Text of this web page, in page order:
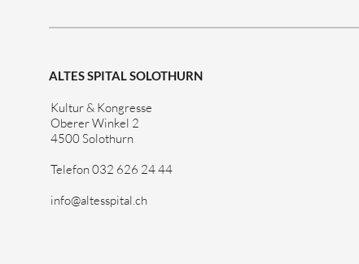
ALTES SPITAL SOLOTHURN
Kultur & Kongresse
Oberer Winkel 2
4500 Solothurn
Telefon 032 626 24 44
info@altesspital.ch